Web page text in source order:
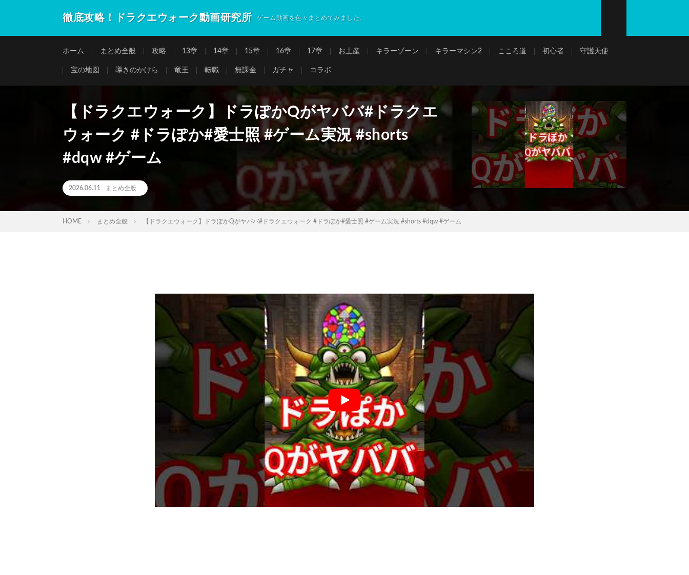
徹底攻略！ドラクエウォーク動画研究所 ゲーム動画を色々まとめてみました。
ホーム まとめ全般 攻略 13章 14章 15章 16章 17章 お土産 キラーゾーン キラーマシン2 こころ道 初心者 守護天使
宝の地図 導きのかけら 竜王 転職 無課金 ガチャ コラボ
【ドラクエウォーク】ドラぽかQがヤババ#ドラクエ
ウォーク #ドラぽか#愛士照 #ゲーム実況 #shorts
#dqw #ゲーム
2026.06.11 まとめ全般
HOME まとめ全般 【ドラクエウォーク】ドラぽかQがヤババ#ドラクエウォーク #ドラぽか#愛士照 #ゲーム実況 #shorts #dqw #ゲーム